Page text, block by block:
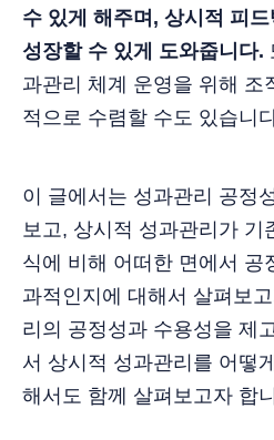
수 있게 해주며, 상시적 피드
성장할 수 있게 도와줍니다.
과관리 체계 운영을 위해 조
적으로 수렴할 수도 있습니
이 글에서는 성과관리 공정
보고, 상시적 성과관리가 기
식에 비해 어떠한 면에서 공
과적인지에 대해서 살펴보
리의 공정성과 수용성을 제
서 상시적 성과관리를 어떻
해서도 함께 살펴보고자 합